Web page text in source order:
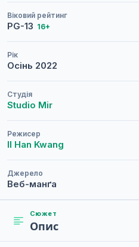
Віковий рейтинг
PG-13 16+
Рік
Осінь 2022
Студія
Studio Mir
Режисер
Il Han Kwang
Джерело
Веб-манґа
Сюжет
Опис